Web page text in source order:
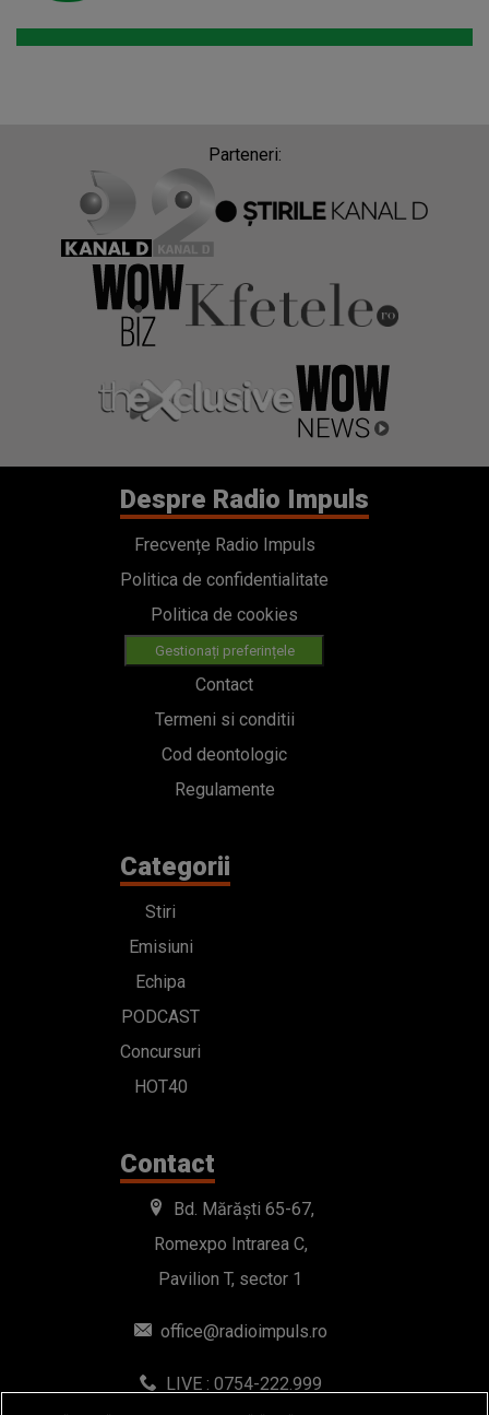
Parteneri:
Despre Radio Impuls
Frecvențe Radio Impuls
Politica de confidentialitate
Politica de cookies
Gestionați preferințele
Contact
Termeni si conditii
Cod deontologic
Regulamente
Categorii
Stiri
Emisiuni
Echipa
PODCAST
Concursuri
HOT40
Contact
Bd. Mărăști 65-67,
Romexpo Intrarea C,
Pavilion T, sector 1
office@radioimpuls.ro
LIVE : 0754-222.999